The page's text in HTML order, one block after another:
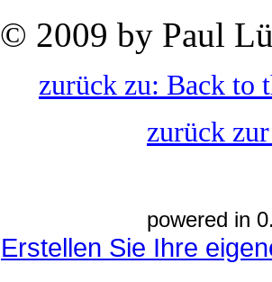
© 2009 by Paul
zurück zu: Back to
zurück
powered in
Erstellen Sie Ihre